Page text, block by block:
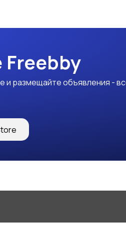
и размещайте объявления -